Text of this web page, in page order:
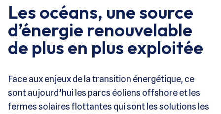
Les océans, une source
d’énergie renouvelable
de plus en plus exploitée
Face aux enjeux de la transition énergétique, ce
sont aujourd’hui les parcs éoliens offshore et les
fermes solaires flottantes qui sont les solutions les